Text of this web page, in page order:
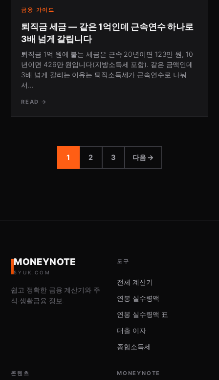
금융 가이드
퇴직금 세금 — 같은 1억인데 근속연수 하나로
3배 넘게 갈립니다
퇴직금 1억 원에 붙는 세금은 근속 20년이면 123만 원, 10
년이면 426만 원입니다(지방소득세 포함). 같은 금액인데
3배 넘게 갈리는 이유는 퇴직소득세가 근속연수로 나눠
서…
READ →
1 2 3 다음 →
MONEYNOTE
5YUK.COM
쉽고 정확한 금융 계산기와 주
식·생활금융 정보.
도구
전체 계산기
연봉 실수령액
연봉 실수령액 표
대출 이자
종합소득세
콘텐츠 MONEYNOTE